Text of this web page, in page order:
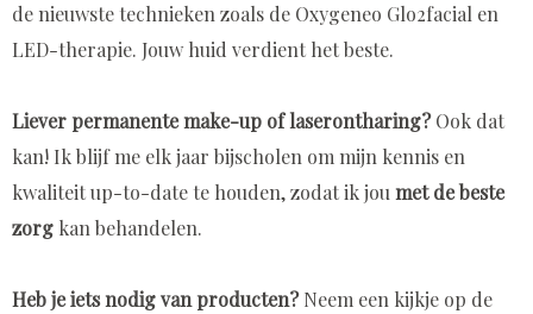
de nieuwste technieken zoals de Oxygeneo Glo2facial en
LED-therapie. Jouw huid verdient het beste.
Liever permanente make-up of laserontharing?Ook dat
kan!​​​ Ik blijf me elk jaar bijscholen om mijn kennis en
kwaliteit up-to-date te houden, zodat ik joumet de beste
zorg kan behandelen.
Heb je iets nodig van producten?Neem een kijkje op de